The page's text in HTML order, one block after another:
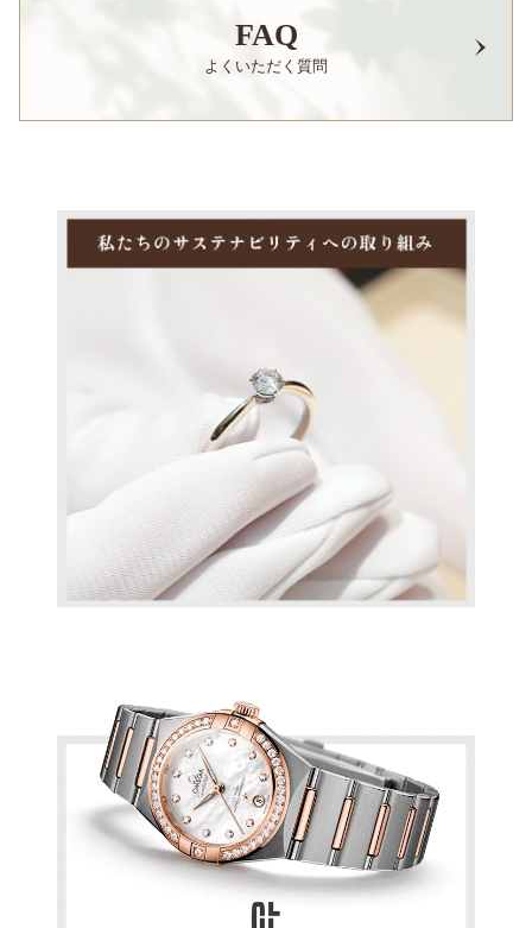
FAQ
よくいただく質問